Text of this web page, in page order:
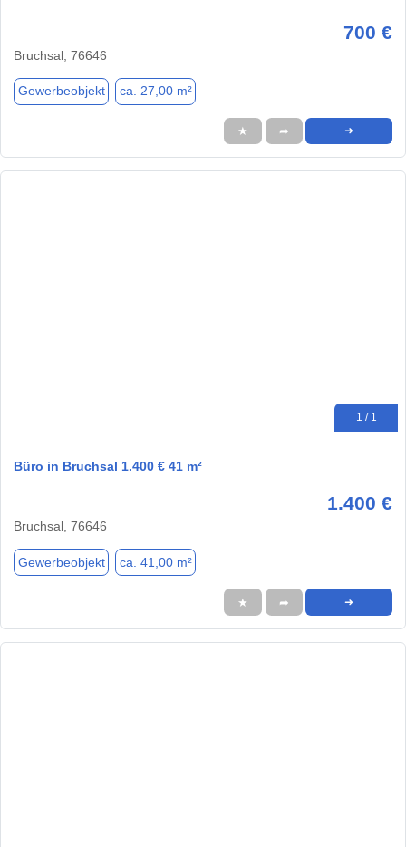
700 €
Bruchsal, 76646
Gewerbeobjekt ca. 27,00 m²
★ ➦ ➜
1 / 1
Büro in Bruchsal 1.400 € 41 m²
1.400 €
Bruchsal, 76646
Gewerbeobjekt ca. 41,00 m²
★ ➦ ➜